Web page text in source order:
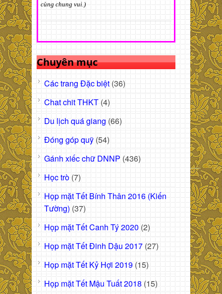
cùng chung vui.)
Chuyên mục
Các trang Đặc biệt (36)
Chat chit THKT (4)
Du lịch quá giang (66)
Đóng góp quỹ (54)
Gánh xiếc chữ DNNP (436)
Học trò (7)
Họp mặt Tết Bính Thân 2016 (Kiến
Tường) (37)
Họp mặt Tết Canh Tý 2020 (2)
Họp mặt Tết Đinh Dậu 2017 (27)
Họp mặt Tết Kỷ Hợi 2019 (15)
Họp mặt Tết Mậu Tuất 2018 (15)